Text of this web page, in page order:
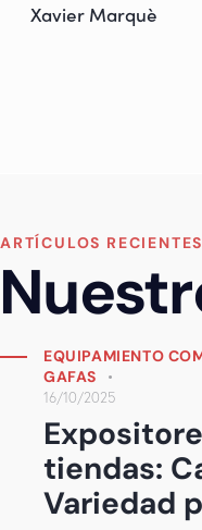
Xavier Marquè
ARTÍCULOS RECIENTES
EQUIPAMIENTO
BISUTERÍA PARA
16/10/2025
para
Sus Joyas